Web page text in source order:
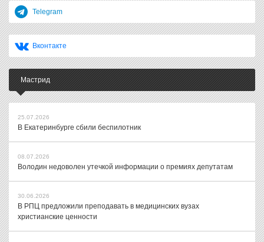
Telegram
Вконтакте
Мастрид
25.07.2026
В Екатеринбурге сбили беспилотник
08.07.2026
Володин недоволен утечкой информации о премиях депутатам
30.06.2026
В РПЦ предложили преподавать в медицинских вузах
христианские ценности